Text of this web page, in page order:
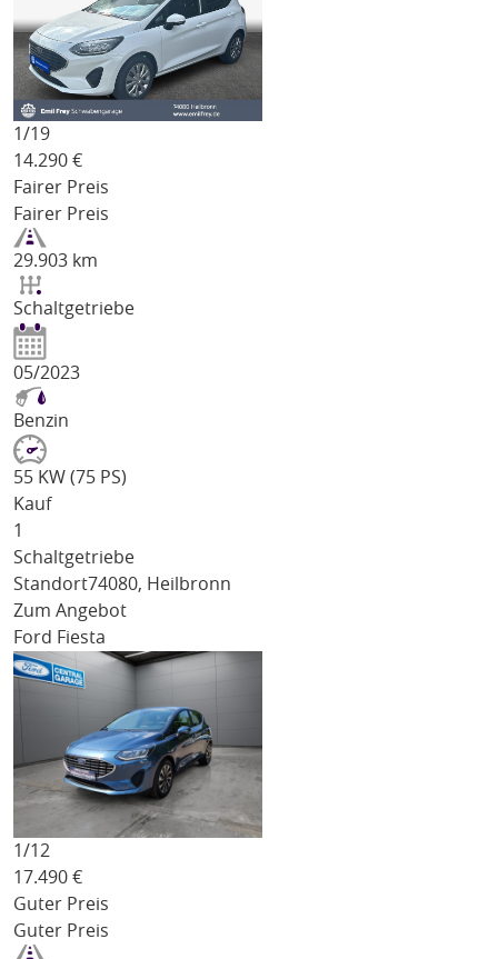
1/19
14.290 €
Fairer Preis
Fairer Preis
29.903 km
Schaltgetriebe
05/2023
Benzin
55 KW (75 PS)
Kauf
1
Schaltgetriebe
Standort74080, Heilbronn
Zum Angebot
Ford Fiesta
1/12
17.490 €
Guter Preis
Guter Preis